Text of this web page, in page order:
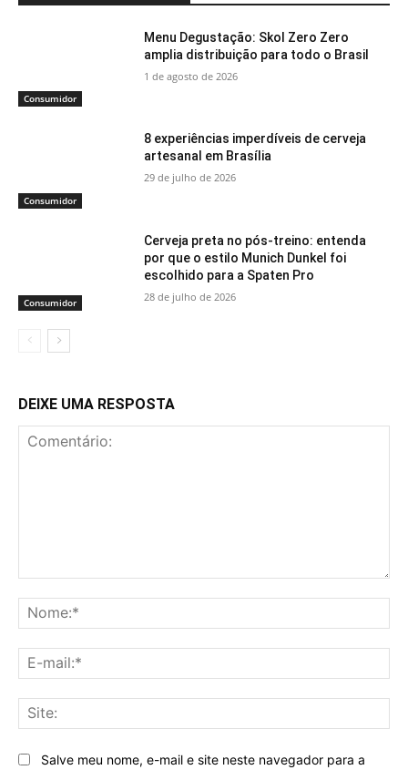
Consumidor
Menu Degustação: Skol Zero Zero
amplia distribuição para todo o Brasil
1 de agosto de 2026
Consumidor
8 experiências imperdíveis de cerveja
artesanal em Brasília
29 de julho de 2026
Consumidor
Cerveja preta no pós-treino: entenda
por que o estilo Munich Dunkel foi
escolhido para a Spaten Pro
28 de julho de 2026
DEIXE UMA RESPOSTA
Salve meu nome, e-mail e site neste navegador para a